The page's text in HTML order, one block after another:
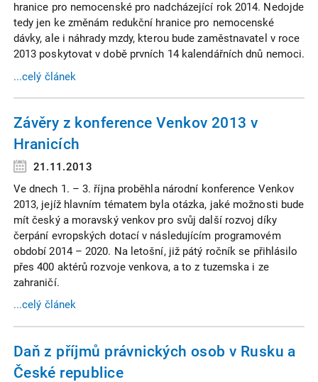
hranice pro nemocenské pro nadcházející rok 2014. Nedojde
tedy jen ke změnám redukční hranice pro nemocenské
dávky, ale i náhrady mzdy, kterou bude zaměstnavatel v roce
2013 poskytovat v době prvních 14 kalendářních dnů nemoci.
...celý článek
Závěry z konference Venkov 2013 v
Hranicích
21.11.2013
Ve dnech 1. – 3. října proběhla národní konference Venkov
2013, jejíž hlavním tématem byla otázka, jaké možnosti bude
mít český a moravský venkov pro svůj další rozvoj díky
čerpání evropských dotací v následujícím programovém
období 2014 – 2020. Na letošní, již pátý ročník se přihlásilo
přes 400 aktérů rozvoje venkova, a to z tuzemska i ze
zahraničí.
...celý článek
Daň z příjmů právnických osob v Rusku a
České republice